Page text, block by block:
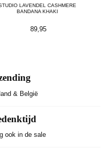
LAVENDEL CASHMERE
BANDANA KHAKI
89,95
& België
ook in de sale